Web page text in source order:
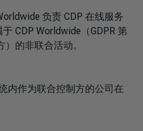
负责 CDP 在线服务
CDP Worldwide（GDPR 第
）的非联合活动。
内作为联合控制方的公司在